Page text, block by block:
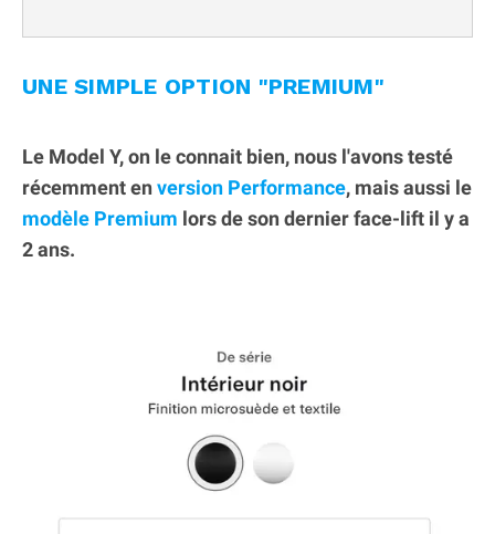
UNE SIMPLE OPTION "PREMIUM"
Le Model Y, on le connait bien, nous l'avons testé
récemment en version Performance, mais aussi le
modèle Premium lors de son dernier face-lift il y a
2 ans.